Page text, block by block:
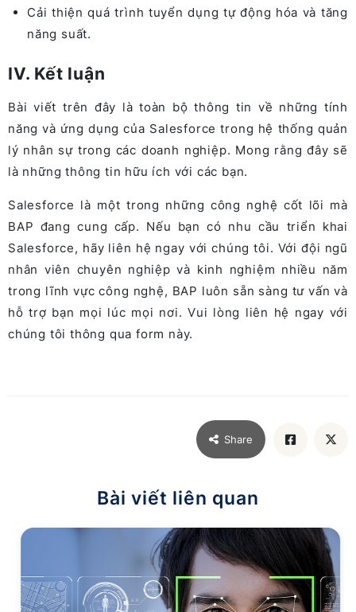
Cải thiện quá trình tuyển dụng tự động hóa và tăng
năng suất.
IV. Kết luận
Bài viết trên đây là toàn bộ thông tin về những tính
năng và ứng dụng của Salesforce trong hệ thống quản
lý nhân sự trong các doanh nghiệp. Mong rằng đây sẽ
là những thông tin hữu ích với các bạn.
Salesforce là một trong những công nghệ cốt lõi mà
BAP đang cung cấp. Nếu bạn có nhu cầu triển khai
Salesforce, hãy liên hệ ngay với chúng tôi. Với đội ngũ
nhân viên chuyên nghiệp và kinh nghiệm nhiều năm
trong lĩnh vực công nghệ, BAP luôn sẵn sàng tư vấn và
hỗ trợ bạn mọi lúc mọi nơi. Vui lòng liên hệ ngay với
chúng tôi thông qua form này.
Share
Bài viết liên quan